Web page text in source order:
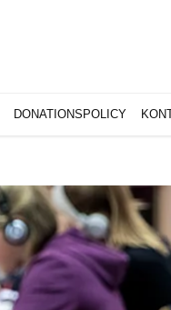
DONATIONSPOLICY